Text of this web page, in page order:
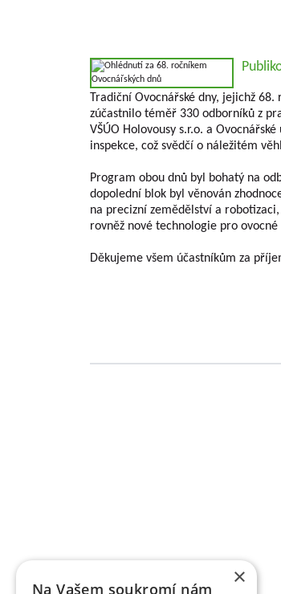
Tradiční Ovocnářské dny, jejichž
zúčastnilo téměř 330 odborníků z
VŠÚO Holovousy s.r.o. a
inspekce, což svědčí o náležitém
Program obou dnů byl bohatý na
dopolední blok byl věnován
na precizní zemědělství a
rovněž nové technologie pro
Děkujeme všem účastníkům za
Informationsregister der
des Veröffentlichungscharakters
×
Na Vašem soukromí nám